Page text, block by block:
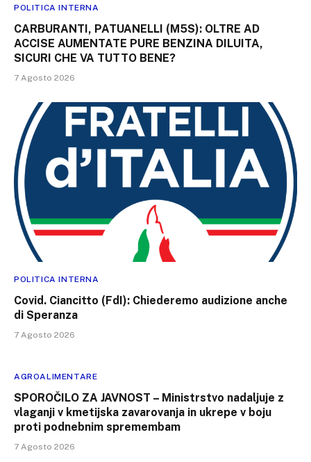
POLITICA INTERNA
CARBURANTI, PATUANELLI (M5S): OLTRE AD
ACCISE AUMENTATE PURE BENZINA DILUITA,
SICURI CHE VA TUTTO BENE?
7 Agosto 2026
POLITICA INTERNA
Covid. Ciancitto (FdI): Chiederemo audizione anche
di Speranza
7 Agosto 2026
AGROALIMENTARE
SPOROČILO ZA JAVNOST – Ministrstvo nadaljuje z
vlaganji v kmetijska zavarovanja in ukrepe v boju
proti podnebnim spremembam
7 Agosto 2026